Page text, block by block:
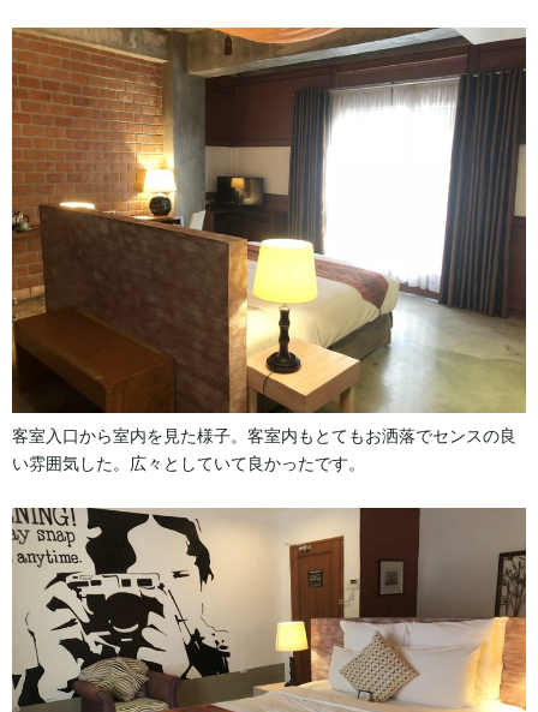
客室入口から室内を見た様子。客室内もとてもお洒落でセンスの良
い雰囲気した。広々としていて良かったです。